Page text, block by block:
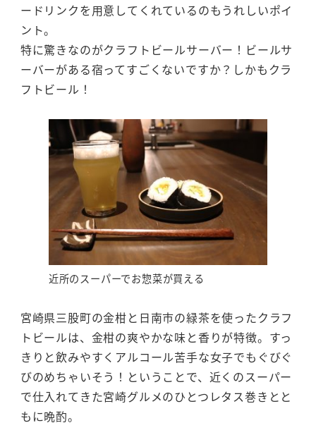
ードリンクを用意してくれているのもうれしいポイ
ント。
特に驚きなのがクラフトビールサーバー！ビールサ
ーバーがある宿ってすごくないですか？しかもクラ
フトビール！
近所のスーパーでお惣菜が買える
宮崎県三股町の金柑と日南市の緑茶を使ったクラフ
トビールは、金柑の爽やかな味と香りが特徴。すっ
きりと飲みやすくアルコール苦手な女子でもぐびぐ
びのめちゃいそう！ということで、近くのスーパー
で仕入れてきた宮崎グルメのひとつレタス巻きとと
もに晩酌。